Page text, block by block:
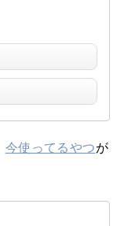
今使ってるやつが